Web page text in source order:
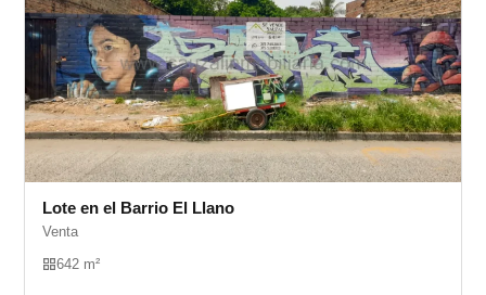
Lote en el Barrio El Llano
Venta
642 m²